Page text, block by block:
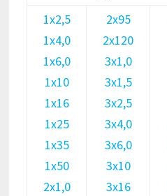
1х2,5
1х4,0
1х6,0
1х10
1х16
1х25
1х35
1х50
2х1,0
2х95
2х120
3х1,0
3х1,5
3х2,5
3х4,0
3х6,0
3х10
3х16